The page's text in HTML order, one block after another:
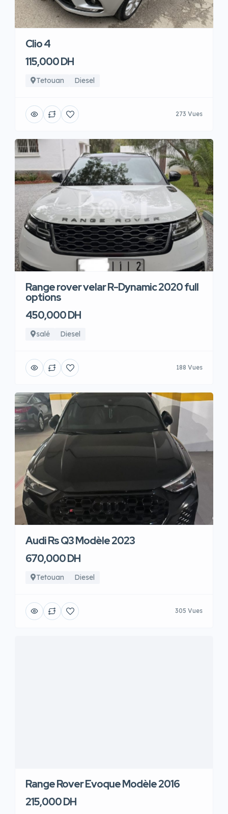
Clio 4
115,000 DH
Tetouan Diesel
273 Vues
Range rover velar R-Dynamic 2020 full
options
450,000 DH
salé Diesel
188 Vues
Audi Rs Q3 Modèle 2023
670,000 DH
Tetouan Diesel
305 Vues
Range Rover Evoque Modèle 2016
215,000 DH